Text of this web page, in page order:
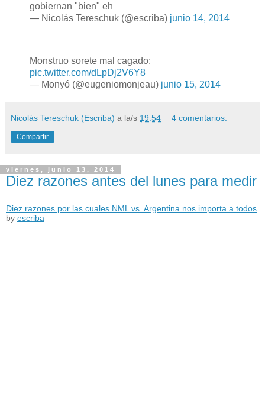
gobiernan "bien" eh
— Nicolás Tereschuk (@escriba) junio 14, 2014
Monstruo sorete mal cagado:
pic.twitter.com/dLpDj2V6Y8
— Monyó (@eugeniomonjeau) junio 15, 2014
Nicolás Tereschuk (Escriba) a la/s 19:54 4 comentarios:
Compartir
viernes, junio 13, 2014
Diez razones antes del lunes para medir
Diez razones por las cuales NML vs. Argentina nos importa a todos
by escriba